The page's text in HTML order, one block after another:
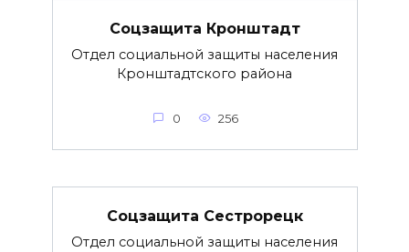
Соцзащита Кронштадт
Отдел социальной защиты населения
Кронштадтского района
0 256
Соцзащита Сестрорецк
Отдел социальной защиты населения